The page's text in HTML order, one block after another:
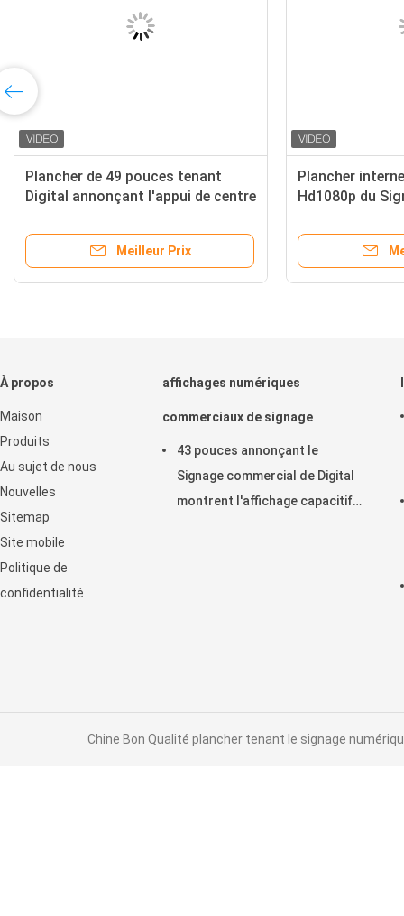
Plancher de 49 pouces tenant
Digital annonçant l'appui de centre
Meilleur Prix
Plancher
Hd1080p du
À propos
Maison
Produits
Au sujet de nous
Nouvelles
Sitemap
Site mobile
Politique de
confidentialité
affichages numériques
commerciaux de signage
43 pouces annonçant le
Signage commercial de Digital
montrent l'affichage capacitif
Chine Bon Qualité plancher tenant le signage